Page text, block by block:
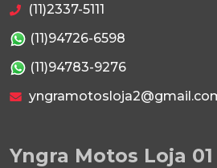
(11)2337-5111
(11)94726-6598
(11)94783-9276
Yngra Motos Loja 01